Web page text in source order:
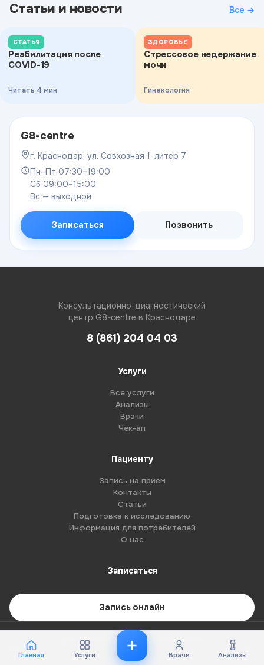
Статьи и новости Все →
СТАТЬЯ
Реабилитация после
COVID-19
Читать 4 мин
ЗДОРОВЬЕ
Стрессовое недержание
мочи
Гинекология
G8-centre
г. Краснодар, ул. Совхозная 1, литер 7
Пн–Пт 07:30–19:00
Сб 09:00–15:00
Вс — выходной
Записаться Позвонить
Консультационно-диагностический
центр G8-centre в Краснодаре
8 (861) 204 04 03
Услуги
Все услуги
Анализы
Врачи
Чек-ап
Пациенту
Запись на приём
Контакты
Статьи
Подготовка к исследованию
Информация для потребителей
О нас
Записаться
Запись онлайн
© 2026 G8-centre. Все права защищены.
Имеются противопоказания. Необходима консультация специалиста.
Главная Услуги Врачи Анализы